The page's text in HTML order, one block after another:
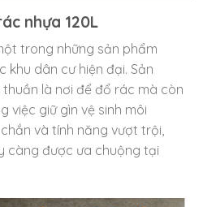
nhựa 120L
trong những sản phẩm
khu dân cư hiện đại. Sản
là nơi để đổ rác mà còn
việc giữ gìn vệ sinh môi
và tính năng vượt trội,
càng được ưa chuộng tại